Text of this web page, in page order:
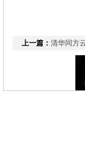
上一篇： 清华同方